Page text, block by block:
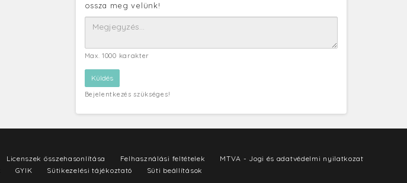
ossza meg velünk!
Max. 1000 karakter
Bejelentkezés szükséges!
Licenszek összehasonlítása Felhasználási feltételek
MTVA - Jogi és adatvédelmi nyilatkozat
GYIK Sütikezelési tájékoztató Süti beállítások